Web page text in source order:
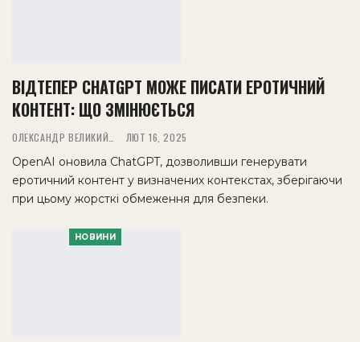
ВІДТЕПЕР CHATGPT МОЖЕ ПИСАТИ ЕРОТИЧНИЙ
КОНТЕНТ: ЩО ЗМІНЮЄТЬСЯ
ЛЮТ 16, 2025
OpenAI оновила ChatGPT, дозволивши генерувати
еротичний контент у визначених контекстах, зберігаючи
при цьому жорсткі обмеження для безпеки.
НОВИНИ